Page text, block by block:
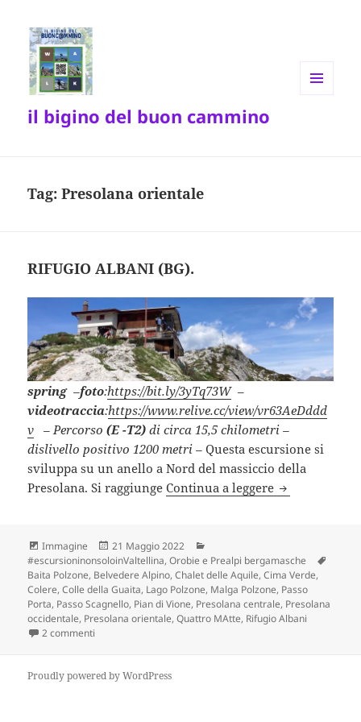
il bigino del buon cammino
Tag:Presolana orientale
RIFUGIO ALBANI (BG).
spring –foto:https://bit.ly/3yTq73W –
videotraccia:https://www.relive.cc/view/vr63AeDddd
v – Percorso(E -T2) di circa 15,5 chilometri –
dislivello positivo 1200 metri –Questa escursione si
sviluppa su un anello a Nord del massiccio della
Presolana. Si raggiungeContinua a leggere RIFUGIO
Formato
Immagine
Scritto
il
21 Maggio 2022
#escursioninonsoloinValtellina,Orobie e Prealpi bergamasche
Baita Polzone, Belvedere Alpino,Chalet delle Aquile,Cima Verde,
Colere,Colle della Guaita, Lago Polzone, Malga Polzone, Passo
Porta, Passo Scagnello, Pian di Vione, Presolana centrale, Presolana
occidentale, Presolana orientale,Quattro MAtte, Rifugio Albani
2 commenti
Proudly powered by WordPress